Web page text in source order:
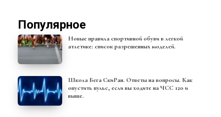
Популярное
Новые правила спортивной обуви в легкой
атлетике: список разрешенных моделей.
Школа Бега СкиРан. Ответы на вопросы. Как
опустить пульс, если вы ходите на ЧСС 120 и
выше.